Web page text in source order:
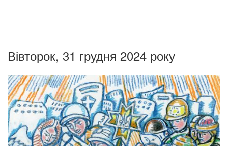
Вівторок, 31 грудня 2024 року